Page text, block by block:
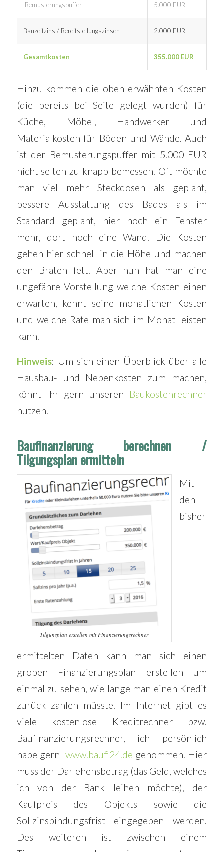
Bemusterungspuffer 5.000 EUR
Bauzeitzins / Bereitstellungszinsen 2.000 EUR
Gesamtkosten 355.000 EUR
Hinzu kommen die oben erwähnten Kosten
(die bereits bei Seite gelegt wurden) für
Küche, Möbel, Handwerker und
Materialkosten für Böden und Wände. Auch
ist der Bemusterungspuffer mit 5.000 EUR
nicht selten zu knapp bemessen. Oft möchte
man viel mehr Steckdosen als geplant,
bessere Ausstattung des Bades als im
Standard geplant, hier noch ein Fenster
mehr, dort noch eine Wand. Die Kosten
gehen hier schnell in die Höhe und machen
den Braten fett. Aber nun hat man eine
ungefähre Vorstellung welche Kosten einen
erwarten, kennt seine monatlichen Kosten
und welche Rate man sich im Monat leisten
kann.
Hinweis: Um sich einen Überblick über alle
Hausbau- und Nebenkosten zum machen,
könnt Ihr gern unseren Baukostenrechner
nutzen.
Baufinanzierung berechnen /
Tilgungsplan ermitteln
Tilgunsplan erstellen mit Finanzierungsrechner
Mit
den
bisher
ermittelten Daten kann man sich einen
groben Finanzierungsplan erstellen um
einmal zu sehen, wie lange man einen Kredit
zurück zahlen müsste. Im Internet gibt es
viele kostenlose Kreditrechner bzw.
Baufinanzierungsrechner, ich persönlich
habe gern www.baufi24.de genommen. Hier
muss der Darlehensbetrag (das Geld, welches
ich von der Bank leihen möchte), der
Kaufpreis des Objekts sowie die
Sollzinsbindungsfrist eingegeben werden.
Des weiteren ist zwischen einem